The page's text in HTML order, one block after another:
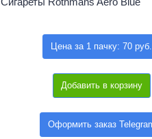
Цена за 1 пачку: 70 руб.
Добавить в корзину
Оформить заказ